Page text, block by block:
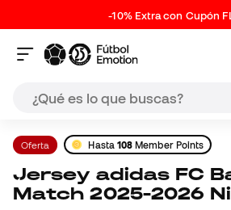
-10% Extra con Cupón
Oferta Hasta 108 Member Points
Jersey adidas FC Bayern Pre-
Match 2025-2026